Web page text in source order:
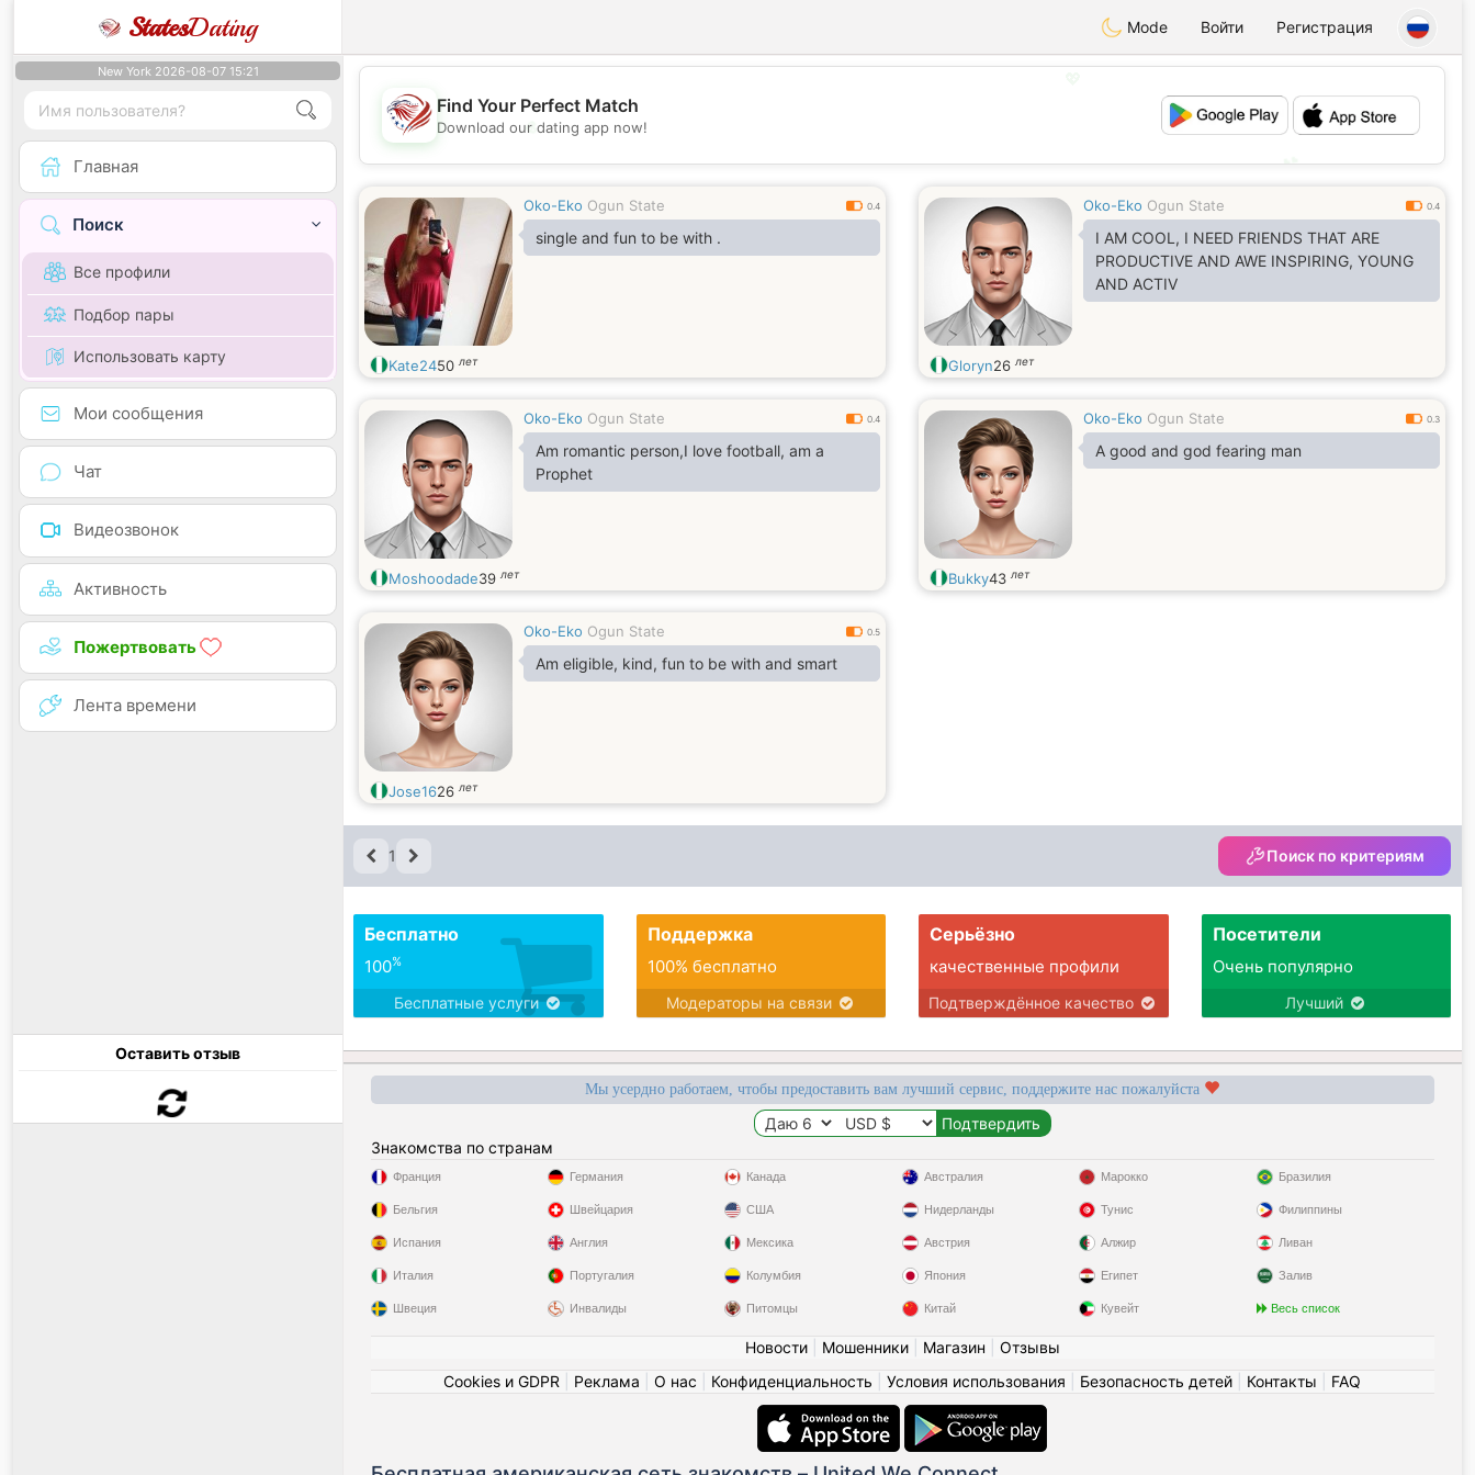
StatesDating Mode Войти Регистрация
New York 2026-08-07 15:21
Главная
Поиск
Все профили
Подбор пары
Использовать карту
Мои сообщения
Чат
Видеозвонок
Активность
Пожертвовать
Лента времени
Оставить отзыв
💖
💕
Find Your Perfect Match
Download our dating app now!
Oko-Eko Ogun State 0.4
single and fun to be with .
Kate2450 лет
Oko-Eko Ogun State 0.4
I AM COOL, I NEED FRIENDS THAT ARE
PRODUCTIVE AND AWE INSPIRING, YOUNG
AND ACTIV
Gloryn26 лет
Oko-Eko Ogun State 0.4
Am romantic person,I love football, am a
Prophet
Moshoodade39 лет
Oko-Eko Ogun State 0.3
A good and god fearing man
Bukky43 лет
Oko-Eko Ogun State 0.5
Am eligible, kind, fun to be with and smart
Jose1626 лет
1 Поиск по критериям
Бесплатно
100%
Бесплатные услуги
Поддержка
100% бесплатно
Модераторы на связи
Серьёзно
качественные профили
Подтверждённое качество
Посетители
Очень популярно
Лучший
Мы усердно работаем, чтобы предоставить вам лучший сервис, поддержите нас пожалуйста
Знакомства по странам
Франция
Бельгия
Испания
Италия
Швеция
Германия
Швейцария
Англия
Португалия
Инвалиды
Канада
США
Мексика
Колумбия
Питомцы
Австралия
Нидерланды
Австрия
Япония
Китай
Марокко
Тунис
Алжир
Египет
Кувейт
Бразилия
Филиппины
Ливан
Залив
Весь список
Новости| Мошенники| Магазин
Отзывы
Cookies и GDPR
Реклама О нас Конфиденциальность Условия использования Безопасность детей Контакты FAQ